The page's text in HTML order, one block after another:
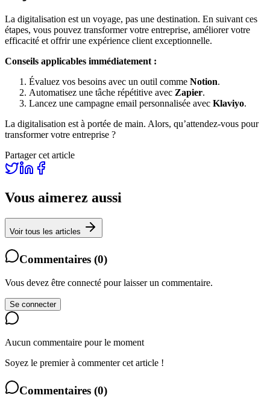
La digitalisation est un voyage, pas une destination. En suivant ces
étapes, vous pouvez transformer votre entreprise, améliorer votre
efficacité et offrir une expérience client exceptionnelle.
Conseils applicables immédiatement :
Évaluez vos besoins avec un outil comme Notion.
Automatisez une tâche répétitive avec Zapier.
Lancez une campagne email personnalisée avec Klaviyo.
La digitalisation est à portée de main. Alors, qu’attendez-vous pour
transformer votre entreprise ?
Partager cet article
Vous aimerez aussi
Voir tous les articles
Commentaires (0)
Vous devez être connecté pour laisser un commentaire.
Se connecter
Aucun commentaire pour le moment
Soyez le premier à commenter cet article !
Commentaires (0)